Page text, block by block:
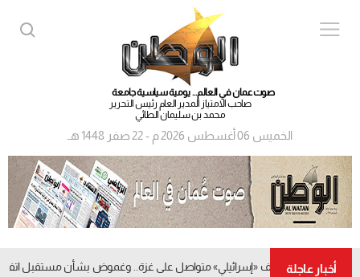
صوت عمان في العالم... يومية سياسية جامعة
صاحب الامتياز المدير العام رئيس التحرير
محمد بن سليمان الطائي
الخميس 06 أغسطس 2026 م - 22 صفر 1448 هـ
أخبار عاجلةقصف «إسرائيلي» متواصل على غزة.. وغموض بشأن مستقبل اتفاق